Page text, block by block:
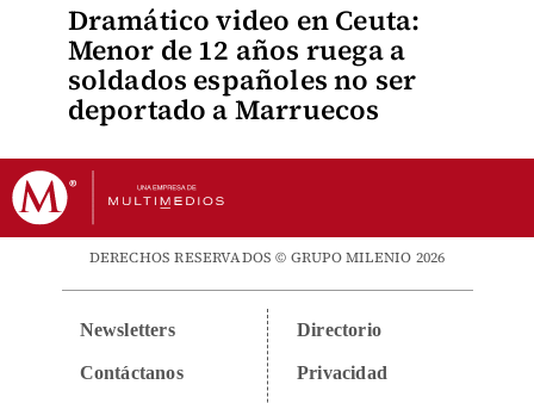
Dramático video en Ceuta:
Menor de 12 años ruega a
soldados españoles no ser
deportado a Marruecos
DERECHOS RESERVADOS © GRUPO MILENIO 2026
Newsletters
Contáctanos
Directorio
Privacidad